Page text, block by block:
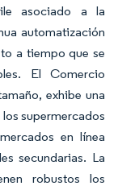
asociado a la
automatización
a tiempo que se
El Comercio
exhibe una
supermercados
en línea
secundarias. La
robustos los